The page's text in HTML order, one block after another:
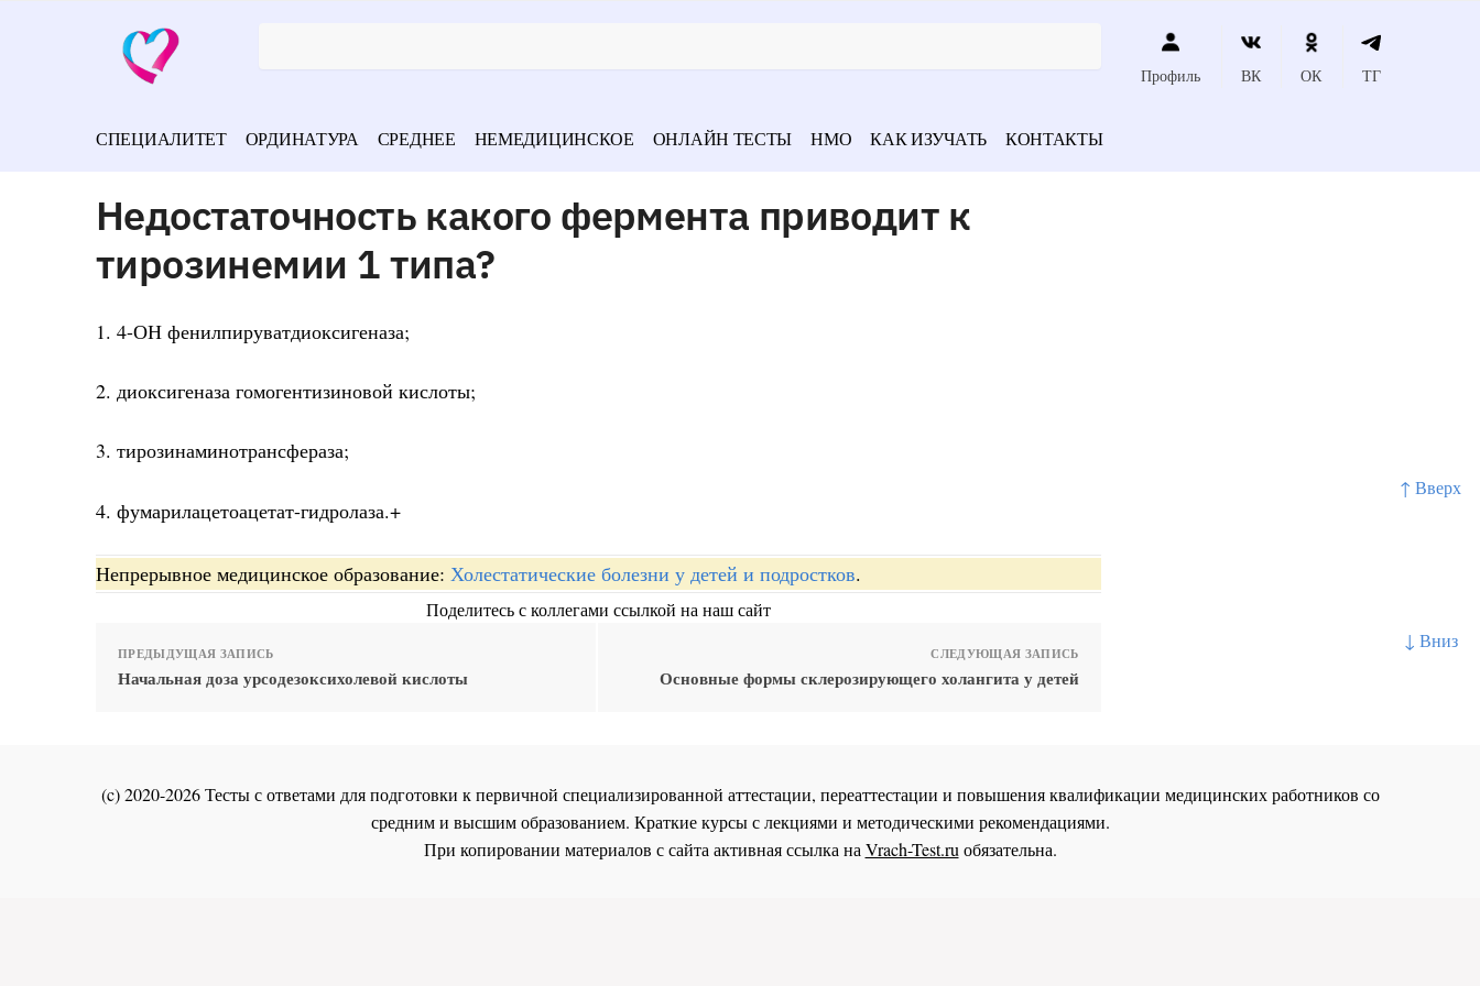
↑ Вверх
↓ Вниз
Профиль ВК ОК ТГ
СПЕЦИАЛИТЕТ ОРДИНАТУРА СРЕДНЕЕ НЕМЕДИЦИНСКОЕ ОНЛАЙН ТЕСТЫ НМО КАК ИЗУЧАТЬ КОНТАКТЫ
Недостаточность какого фермента приводит к
тирозинемии 1 типа?
1. 4-ОН фенилпируватдиоксигеназа;
2. диоксигеназа гомогентизиновой кислоты;
3. тирозинаминотрансфераза;
4. фумарилацетоацетат-гидролаза.+
Непрерывное медицинское образование: Холестатические болезни у детей и подростков.
Поделитесь с коллегами ссылкой на наш сайт
ПРЕДЫДУЩАЯ ЗАПИСЬ
Начальная доза урсодезоксихолевой кислоты
СЛЕДУЮЩАЯ ЗАПИСЬ
Основные формы склерозирующего холангита у детей
(c) 2020-2026 Тесты с ответами для подготовки к первичной специализированной аттестации, переаттестации и повышения квалификации медицинских работников со
средним и высшим образованием. Краткие курсы с лекциями и методическими рекомендациями.
При копировании материалов с сайта активная ссылка наVrach-Test.ruобязательна.